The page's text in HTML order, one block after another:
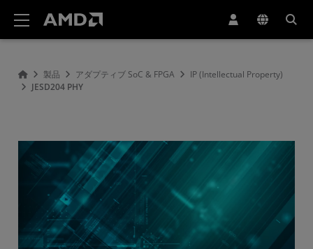
製品 アダプティブ SoC & FPGA
IP (Intellectual Property)
JESD204 PHY